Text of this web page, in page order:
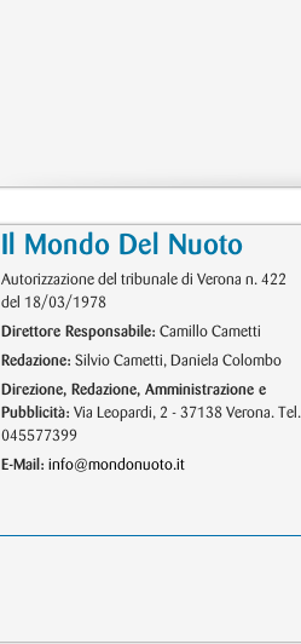
Il Mondo Del Nuoto
Autorizzazione del tribunale di Verona n. 422
del 18/03/1978
Direttore Responsabile: Camillo Cametti
Redazione: Silvio Cametti, Daniela Colombo
Direzione, Redazione, Amministrazione e
Pubblicità: Via Leopardi, 2 - 37138 Verona. Tel.
045577399
E-Mail: info@mondonuoto.it